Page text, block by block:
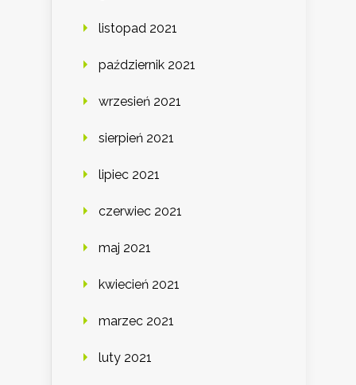
listopad 2021
październik 2021
wrzesień 2021
sierpień 2021
lipiec 2021
czerwiec 2021
maj 2021
kwiecień 2021
marzec 2021
luty 2021